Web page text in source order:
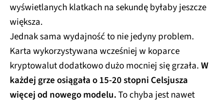
wyświetlanych klatkach na sekundę byłaby jeszcze
większa.
Jednak sama wydajność to nie jedyny problem.
Karta wykorzystywana wcześniej w koparce
kryptowalut dodatkowo dużo mocniej się grzała.W
każdej grze osiągała o 15-20 stopni Celsjusza
więcej od nowego modelu.To chyba jest nawet